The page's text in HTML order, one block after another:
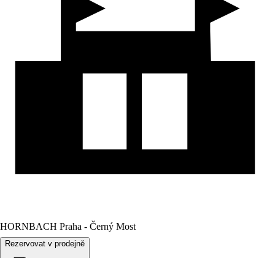
HORNBACH Praha - Černý Most
Rezervovat v prodejně